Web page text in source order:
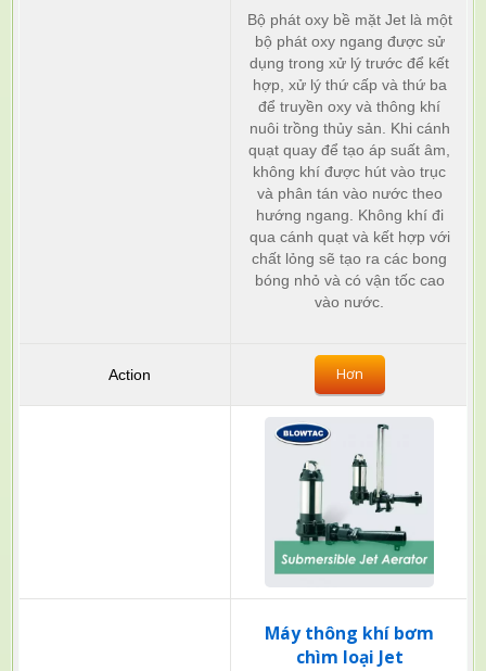
Bộ phát oxy bề mặt Jet là một
bộ phát oxy ngang được sử
dụng trong xử lý trước để kết
hợp, xử lý thứ cấp và thứ ba
để truyền oxy và thông khí
nuôi trồng thủy sản. Khi cánh
quạt quay để tạo áp suất âm,
không khí được hút vào trục
và phân tán vào nước theo
hướng ngang. Không khí đi
qua cánh quạt và kết hợp với
chất lỏng sẽ tạo ra các bong
bóng nhỏ và có vận tốc cao
vào nước.
Hơn
Máy thông khí bơm
chìm loại Jet